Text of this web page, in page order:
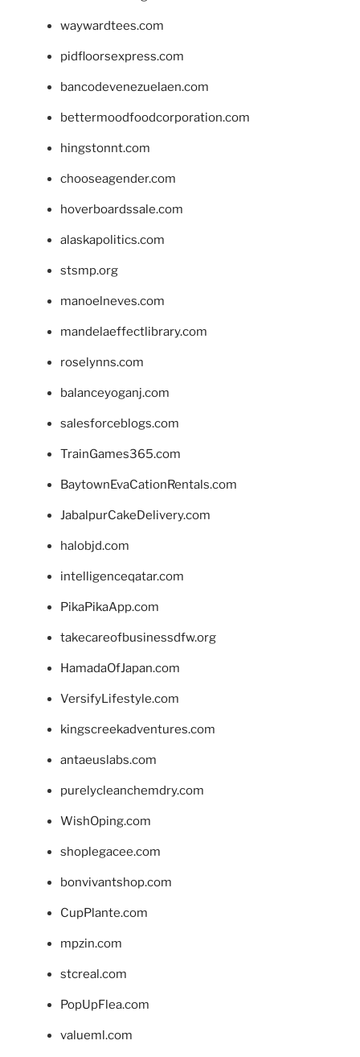
waywardtees.com
pidfloorsexpress.com
bancodevenezuelaen.com
bettermoodfoodcorporation.com
hingstonnt.com
chooseagender.com
hoverboardssale.com
alaskapolitics.com
stsmp.org
manoelneves.com
mandelaeffectlibrary.com
roselynns.com
balanceyoganj.com
salesforceblogs.com
TrainGames365.com
BaytownEvaCationRentals.com
JabalpurCakeDelivery.com
halobjd.com
intelligenceqatar.com
PikaPikaApp.com
takecareofbusinessdfw.org
HamadaOfJapan.com
VersifyLifestyle.com
kingscreekadventures.com
antaeuslabs.com
purelycleanchemdry.com
WishOping.com
shoplegacee.com
bonvivantshop.com
CupPlante.com
mpzin.com
stcreal.com
PopUpFlea.com
valueml.com